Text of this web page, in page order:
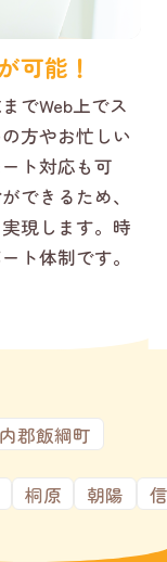
可能！
でWeb上でス
方やお忙しい
ト対応も可
できるため、
現します。時
ト体制です。
郡飯綱町
桐原 朝陽